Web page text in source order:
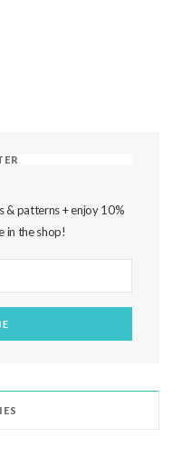
& patterns + enjoy 10%
in the shop!